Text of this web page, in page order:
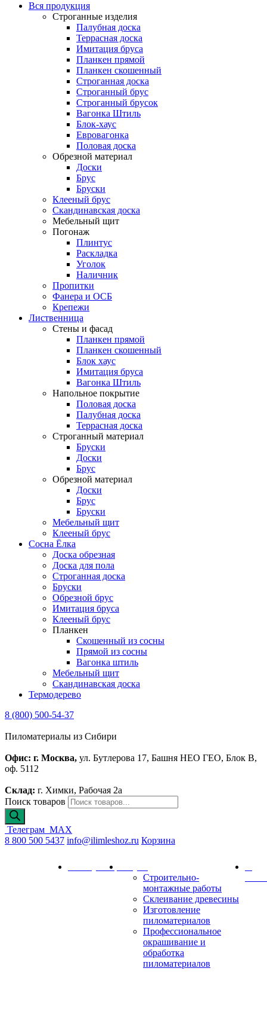
Вся продукция
Строганные изделия
Палубная доска
Террасная доска
Имитация бруса
Планкен прямой
Планкен скошенный
Строганная доска
Строганный брус
Строганный брусок
Вагонка Штиль
Блок-хаус
Евровагонка
Половая доска
Обрезной материал
Доски
Брус
Бруски
Клееный брус
Скандинавская доска
Мебельный щит
Погонаж
Плинтус
Раскладка
Уголок
Наличник
Пропитки
Фанера и ОСБ
Крепежи
Лиственница
Стены и фасад
Планкен прямой
Планкен скошенный
Блок хаус
Имитация бруса
Вагонка Штиль
Напольное покрытие
Половая доска
Палубная доска
Террасная доска
Строганный материал
Бруски
Доски
Брус
Обрезной материал
Доски
Брус
Бруски
Мебельный щит
Клееный брус
Сосна Ёлка
Доска обрезная
Доска для пола
Строганная доска
Бруски
Обрезной брус
Имитация бруса
Клееный брус
Планкен
Скошенный из сосны
Прямой из сосны
Вагонка штиль
Мебельный щит
Скандинавская доска
Термодерево
8 (800) 500-54-37
Пиломатериалы из Сибири
Офис: г. Москва, ул. Бутлерова 17, Башня НЕО ГЕО, Блок В,
оф. 5112
Склад: г. Химки, Рабочая 2а
Поиск товаров
Телеграм MAX
8 800 500 5437 info@ilimleshoz.ru Корзина
Калькулятор
Строительно-
монтажные работы
Склеивание древесины
Изготовление
пиломатериалов
Профессиональное
окрашивание и
обработка
пиломатериалов